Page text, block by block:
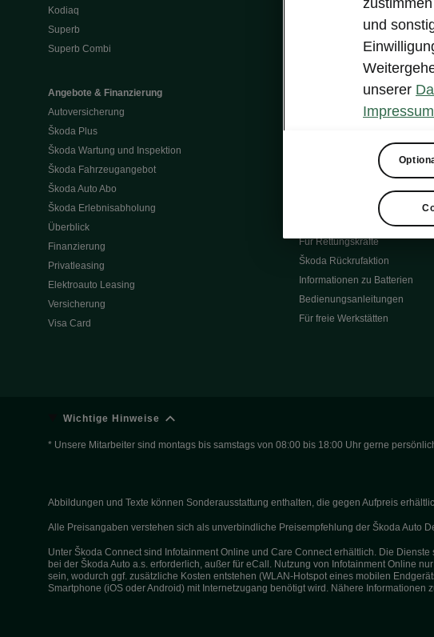
Kodiaq
Superb
Superb Combi
Angebote & Finanzierung
Autoversicherung
Škoda Plus
Škoda Wartung und Inspektion
Škoda Fahrzeugangebot
Škoda Auto Abo
Škoda Erlebnisabholung
Überblick
Finanzierung
Privatleasing
Elektroauto Leasing
Versicherung
Visa Card
Service-Aktion Sommer 2026
Räder und Reifenservice
Škoda Mietservice
Škoda Kataloge
Montageanleitungen
Konnektivität Überblick
Rechtliche & technische
Für Rettungskräfte
Škoda Rückrufaktion
Informationen zu Batterien
Bedienungsanleitungen
Für freie Werkstätten
Wichtige Hinweise
* Unsere Mitarbeiter sind montags bis samstags von 08:00 bis 18:00 Uhr gerne
Abbildungen und Texte können Sonderausstattung enthalten, die gegen Aufpreis
Alle Preisangaben verstehen sich als unverbindliche Preisempfehlung der Škoda Auto
Unter Škoda Connect sind Infotainment Online und Care Connect erhältlich. Die
bei der Škoda Auto a.s. erforderlich, außer für eCall. Nutzung von Infotainment Online
sein, wodurch ggf. zusätzliche Kosten entstehen (WLAN-Hotspot eines mobilen
Smartphone (iOS oder Android) mit Internetzugang benötigt wird. Nähere
und
unserer
Impressum